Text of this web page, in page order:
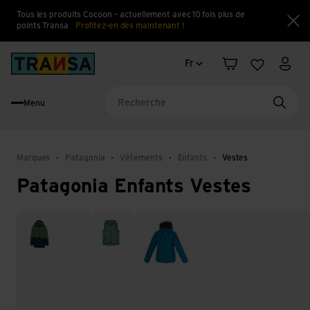
Tous les produits Cocoon – actuellement avec 10 fois plus de
points Transa
Profitez-en dès maintenant !
Changement de langue
Fr
PanierListe Mon
Menu
Marques Patagonia Vêtements Enfants Vestes
Patagonia Enfants Vestes
3-en- vestes Gilets Vestes hardshell et vestes de pluie